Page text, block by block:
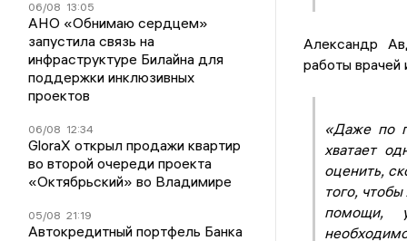
06/08 13:05
АНО «Обнимаю сердцем»
запустила связь на
инфраструктуре Билайна для
поддержки инклюзивных
проектов
06/08 12:34
GloraX открыл продажи квартир
во второй очереди проекта
«Октябрьский» во Владимире
05/08 21:19
Автокредитный портфель Банка
Александр
работы врачей
«Даже по
хватает
оценить,
того,
помощи,